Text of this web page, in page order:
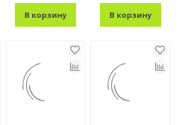
В корзину В корзину